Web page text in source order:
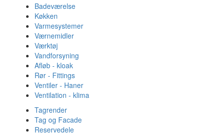
Badeværelse
Køkken
Varmesystemer
Værnemidler
Værktøj
Vandforsyning
Afløb - kloak
Rør - Fittings
Ventiler - Haner
Ventilation - klima
Tagrender
Tag og Facade
Reservedele